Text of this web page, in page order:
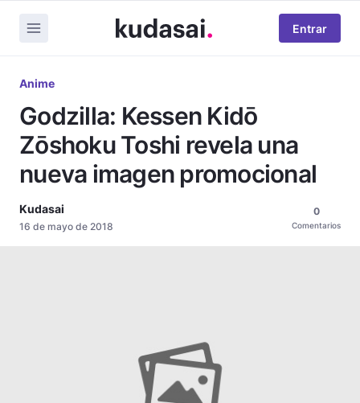
Entrar
Anime
Godzilla: Kessen Kidō
Zōshoku Toshi revela una
nueva imagen promocional
Kudasai
16 de mayo de 2018
0
Comentarios